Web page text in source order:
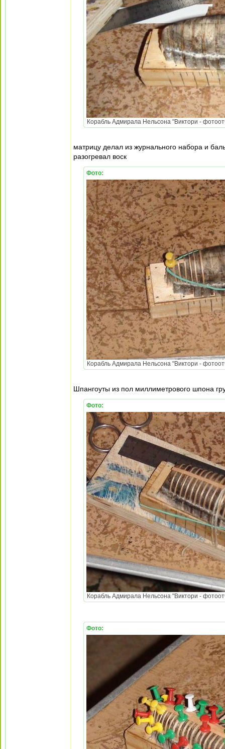
Корабль Адмирала Нельсона "Виктори -
матрицу делал из журнального набора и
разогревал воск
Фото:
Корабль Адмирала Нельсона "Виктори -
Шпангоуты из пол миллиметрового шпона
Фото:
Корабль Адмирала Нельсона "Виктори -
Фото: